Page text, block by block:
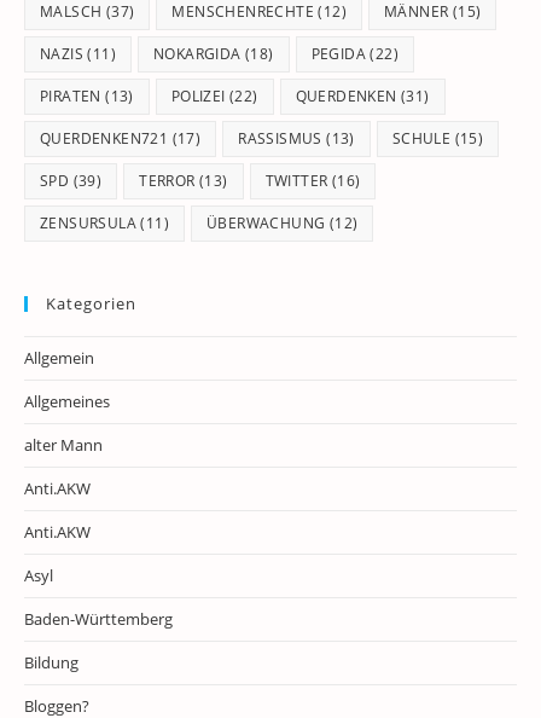
MALSCH (37) MENSCHENRECHTE (12) MÄNNER (15)
NAZIS (11) NOKARGIDA (18) PEGIDA(22)
PIRATEN (13) POLIZEI (22) QUERDENKEN (31)
QUERDENKEN721 (17) RASSISMUS (13) SCHULE (15)
SPD (39) TERROR (13) TWITTER (16)
ZENSURSULA(11) ÜBERWACHUNG (12)
Kategorien
Allgemein
Allgemeines
alter Mann
Anti.AKW
Anti.AKW
Asyl
Baden-Württemberg
Bildung
Bloggen?